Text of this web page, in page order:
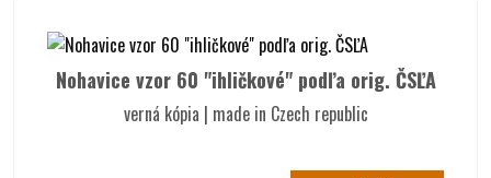
Nohavice vzor 60 "ihličkové" podľa orig. ČSĽA
verná kópia | made in Czech republic